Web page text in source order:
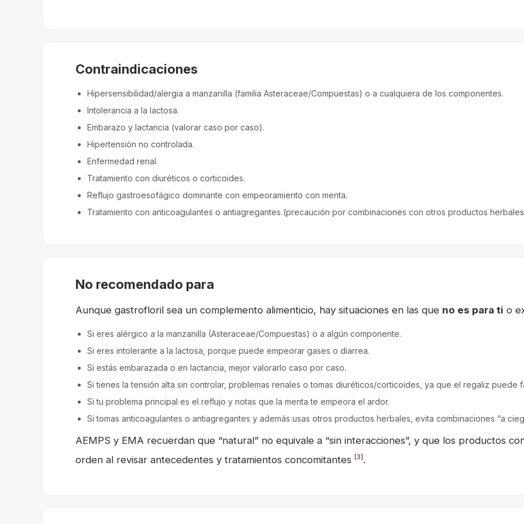
Contraindicaciones
Hipersensibilidad/alergia a manzanilla (familia Asteraceae/Compuestas) o a cualquiera de los componentes.
Intolerancia a la lactosa.
Embarazo y lactancia (valorar caso por caso).
Hipertensión no controlada.
Enfermedad renal.
Tratamiento con diuréticos o corticoides.
Reflujo gastroesofágico dominante con empeoramiento con menta.
Tratamiento con anticoagulantes o antiagregantes (precaución por combinaciones con otros productos
No recomendado para
Aunque gastrofloril sea un complemento alimenticio, hay situaciones en las que no es para ti o
Si eres alérgico a la manzanilla (Asteraceae/Compuestas) o a algún componente.
Si eres intolerante a la lactosa, porque puede empeorar gases o diarrea.
Si estás embarazada o en lactancia, mejor valorarlo caso por caso.
Si tienes la tensión alta sin controlar, problemas renales o tomas diuréticos/corticoides, ya que el regaliz
Si tu problema principal es el reflujo y notas que la menta te empeora el ardor.
Si tomas anticoagulantes o antiagregantes y además usas otros productos herbales, evita combinaciones “a
AEMPS y EMA recuerdan que “natural” no equivale a “sin interacciones”, y que los productos
orden al revisar antecedentes y tratamientos concomitantes
[3] .